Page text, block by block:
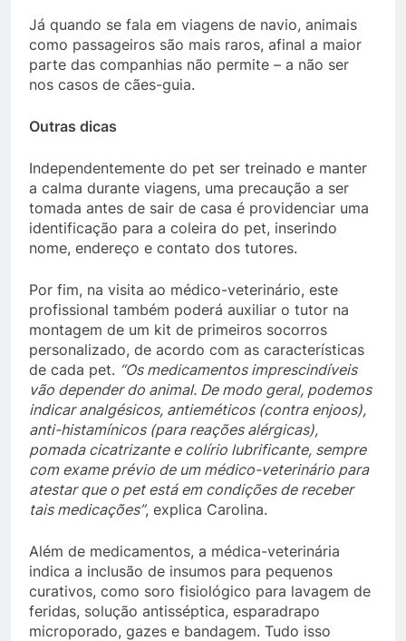
Já quando se fala em viagens de navio, animais
como passageiros são mais raros, afinal a maior
parte das companhias não permite – a não ser
nos casos de cães-guia.
Outras dicas
Independentemente do pet ser treinado e manter
a calma durante viagens, uma precaução a ser
tomada antes de sair de casa é providenciar uma
identificação para a coleira do pet, inserindo
nome, endereço e contato dos tutores.
Por fim, na visita ao médico-veterinário, este
profissional também poderá auxiliar o tutor na
montagem de um kit de primeiros socorros
personalizado, de acordo com as características
de cada pet. “Os medicamentos imprescindíveis
vão depender do animal. De modo geral, podemos
indicar analgésicos, antieméticos (contra enjoos),
anti-histamínicos (para reações alérgicas),
pomada cicatrizante e colírio lubrificante, sempre
com exame prévio de um médico-veterinário para
atestar que o pet está em condições de receber
tais medicações”, explica Carolina.
Além de medicamentos, a médica-veterinária
indica a inclusão de insumos para pequenos
curativos, como soro fisiológico para lavagem de
feridas, solução antisséptica, esparadrapo
microporado, gazes e bandagem. Tudo isso